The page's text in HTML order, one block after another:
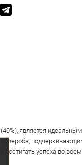
является
успеха во